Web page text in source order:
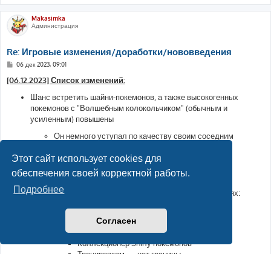
Этот сайт использует cookies для
обеспечения своей корректной работы.
Подробнее
Согласен
Makasimka
Администрация
Re: Игровые изменения/доработки/нововведения
С
о
б
06 дек 2023, 09:01
[06.12.2023] Список изменений:
Шанс встретить шайни-покемонов, а также высокогенных
покемонов с "Волшебным колокольчиком" (обычным и
усиленным) повышены
Он немного уступал по качеству своим соседним
Игровые достижения:
Добавлены новые этапы в некоторых достижениях:
Коллекционер предметов
Мастер на все руки
Коллекционер покемонов
Коллекционер Shiny-покемонов